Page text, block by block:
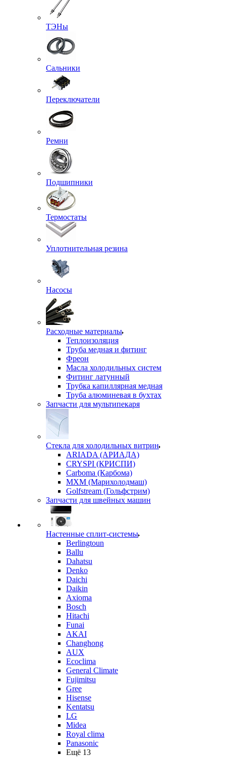
ТЭНы
Сальники
Переключатели
Ремни
Подшипники
Термостаты
Уплотнительная резина
Насосы
Расходные материалы
Теплоизоляция
Труба медная и фитинг
Фреон
Масла холодильных систем
Фитинг латунный
Трубка капиллярная медная
Труба алюминевая в бухтах
Запчасти для мультипекаря
Стекла для холодильных витрин
ARIADA (АРИАДА)
CRYSPI (КРИСПИ)
Carboma (Карбома)
MXM (Марихолодмаш)
Golfstream (Гольфстрим)
Запчасти для швейных машин
Настенные сплит-системы
Berlingtoun
Ballu
Dahatsu
Denko
Daichi
Daikin
Axioma
Bosch
Hitachi
Funai
AKAI
Changhong
AUX
Ecoclima
General Climate
Fujimitsu
Gree
Hisense
Kentatsu
LG
Midea
Royal clima
Panasonic
Ещё 13